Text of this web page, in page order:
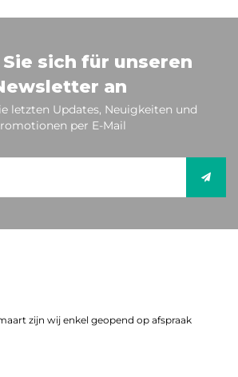
sich für unseren
an
letzten Updates, Neuigkeiten und
per E-Mail
zijn wij enkel geopend op afspraak